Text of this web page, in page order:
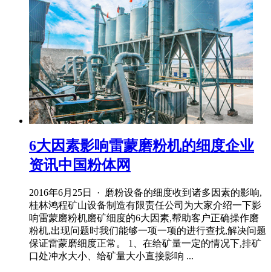
6大因素影响雷蒙磨粉机的细度企业
资讯中国粉体网
2016年6月25日 · 磨粉设备的细度收到诸多因素的影响,
桂林鸿程矿山设备制造有限责任公司为大家介绍一下影
响雷蒙磨粉机磨矿细度的6大因素,帮助客户正确操作磨
粉机,出现问题时我们能够一项一项的进行查找,解决问题
保证雷蒙磨细度正常。 1、在给矿量一定的情况下,排矿
口处冲水大小、给矿量大小直接影响 ...